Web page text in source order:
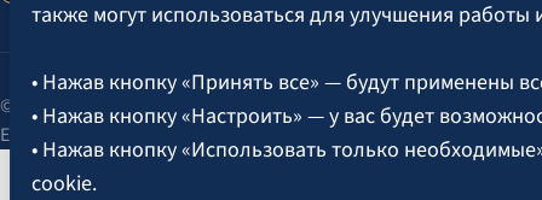
также могут использоваться для улучшения работы
• Нажав кнопку «Принять все» — будут применены
• Нажав кнопку «Настроить» — у вас будет
• Нажав кнопку «Использовать только
cookie.
© 2026 AAS BALTA | улица Сканстес 25, Рига, LV-1013, Латвия.
Единый рег. № 40003049409.